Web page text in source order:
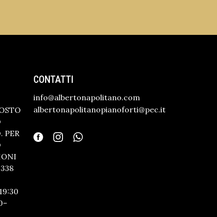
PER
CONTATTI
info@albertonapolitano.com
albertonapolitanopianoforti@pec.it